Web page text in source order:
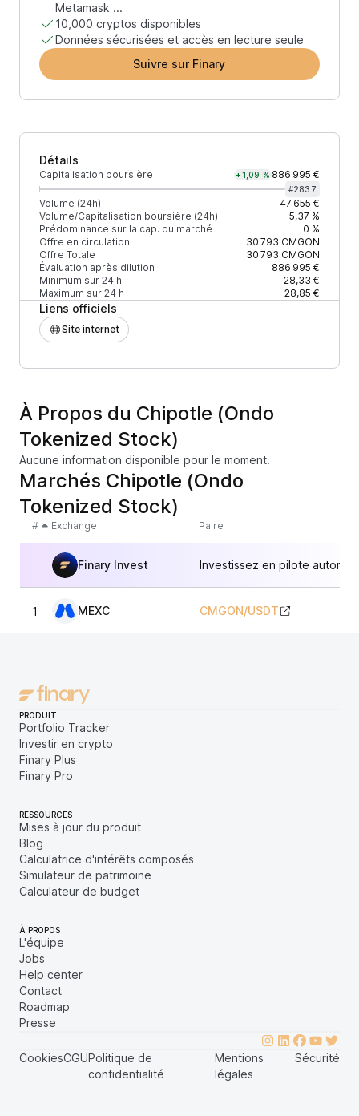
Metamask ...
10,000 cryptos disponibles
Données sécurisées et accès en lecture seule
Suivre sur Finary
Détails
Capitalisation boursière +1,09 % 886 995 €
#2837
Volume (24h)
47 655 €
Volume/Capitalisation boursière (24h)
5,37 %
Prédominance sur la cap. du marché
0 %
Offre en circulation
30 793 CMGON
Offre Totale
30 793 CMGON
Évaluation après dilution
886 995 €
Minimum sur 24 h
28,33 €
Maximum sur 24 h
28,85 €
Liens officiels
Site internet
À Propos du Chipotle (Ondo
Tokenized Stock)
Aucune information disponible pour le moment.
Marchés Chipotle (Ondo
Tokenized Stock)
# Exchange Paire
Finary Invest Investissez en pilote
1 MEXC CMGON/USDT
PRODUIT
Portfolio Tracker
Investir en crypto
Finary Plus
Finary Pro
RESSOURCES
Mises à jour du produit
Blog
Calculatrice d'intérêts composés
Simulateur de patrimoine
Calculateur de budget
À PROPOS
L'équipe
Jobs
Help center
Contact
Roadmap
Presse
CookiesCGUPolitique de
confidentialité
Mentions
légales
Sécurité